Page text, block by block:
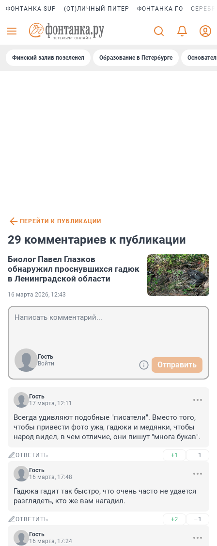
ФОНТАНКА SUP (ОТ)ЛИЧНЫЙ ПИТЕР ФОНТАНКА ГО
Финский залив позеленел Образование в Петербурге
ПЕРЕЙТИ К ПУБЛИКАЦИИ
29 комментариев к публикации
Биолог Павел Глазков
обнаружил проснувшихся гадюк
в Ленинградской области
16 марта 2026, 12:43
Гость
Войти
Отправить
Гость
17 марта, 12:11
Всегда удивляют подобные "писатели". Вместо того,
чтобы привести фото ужа, гадюки и медянки, чтобы
народ видел, в чем отличие, они пишут "многа букав".
ОТВЕТИТЬ +1 –1
Гость
16 марта, 17:48
Гадюка гадит так быстро, что очень часто не удается
разглядеть, кто же вам нагадил.
ОТВЕТИТЬ +2 –1
Гость
16 марта, 17:24